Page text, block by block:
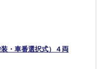
・車番選択式）４両